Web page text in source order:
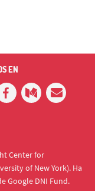
EN
Center for
of New York). Ha
Google DNI Fund.